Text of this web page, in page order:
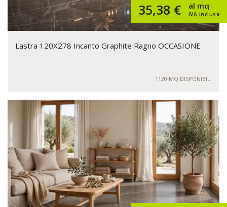
35,38 € IVA inclusa
al mq
Lastra 120X278 Incanto Graphite Ragno OCCASIONE
1120 MQ DISPONIBILI